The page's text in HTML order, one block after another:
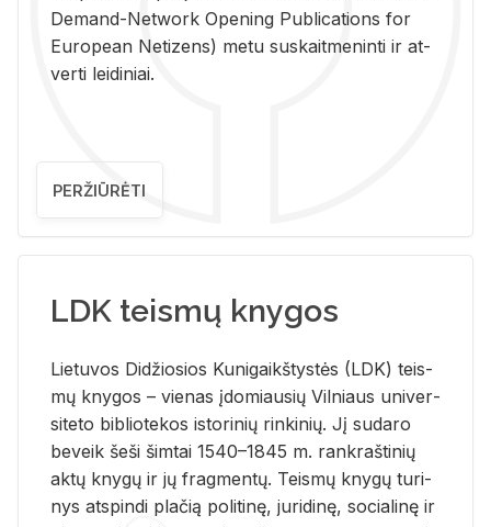
De­mand-Ne­twork Ope­ning Pub­li­ca­tions for
Eu­ro­pe­an Ne­ti­zens) metu su­skait­me­nin­ti ir at­
ver­ti lei­di­niai.
PERŽIŪRĖTI
LDK teismų knygos
Lie­tu­vos Di­džio­sios Ku­ni­gaikš­tys­tės (LDK) teis­
mų kny­gos – vie­nas įdo­miau­sių Vil­niaus uni­ver­
si­te­to bi­b­lio­te­kos is­to­ri­nių rin­ki­nių. Jį su­da­ro
be­veik šeši šim­tai 1540–1845 m. rank­raš­ti­nių
aktų kny­gų ir jų frag­men­tų. Teis­mų kny­gų tu­ri­
nys at­spin­di pla­čią po­li­ti­nę, ju­ri­di­nę, so­cia­li­nę ir